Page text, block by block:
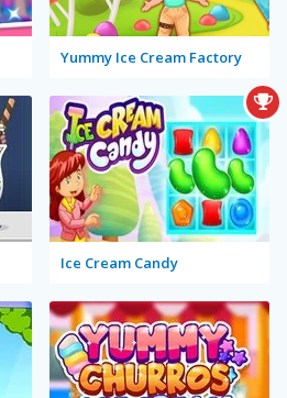
Yummy Ice Cream Factory
Ice Cream Candy